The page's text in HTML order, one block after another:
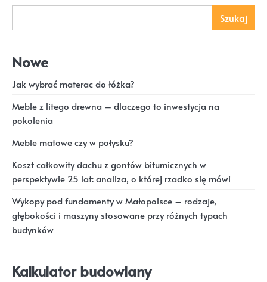
Szukaj
Nowe
Jak wybrać materac do łóżka?
Meble z litego drewna – dlaczego to inwestycja na
pokolenia
Meble matowe czy w połysku?
Koszt całkowity dachu z gontów bitumicznych w
perspektywie 25 lat: analiza, o której rzadko się mówi
Wykopy pod fundamenty w Małopolsce – rodzaje,
głębokości i maszyny stosowane przy różnych typach
budynków
Kalkulator budowlany